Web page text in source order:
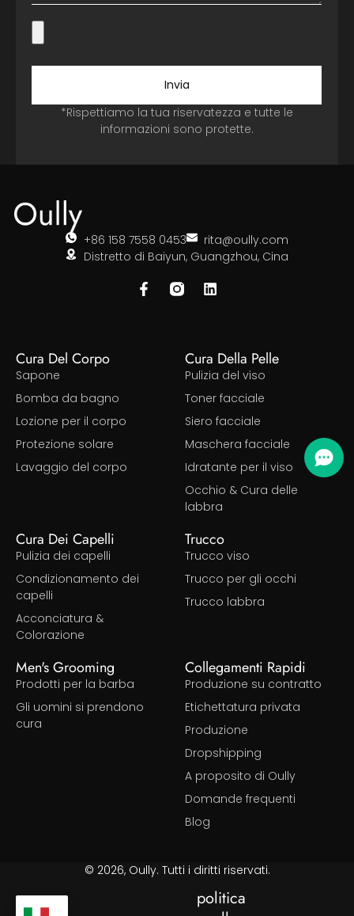
Invia
*Rispettiamo la tua riservatezza e tutte le
informazioni sono protette.
+86 158 7558 0453
rita@oully.com
Distretto di Baiyun, Guangzhou, Cina
Cura Del Corpo
Sapone
Bomba da bagno
Lozione per il corpo
Protezione solare
Lavaggio del corpo
Cura Della Pelle
Pulizia del viso
Toner facciale
Siero facciale
Maschera facciale
Idratante per il viso
Occhio & Cura delle
labbra
Cura Dei Capelli
Pulizia dei capelli
Condizionamento dei
capelli
Acconciatura &
Colorazione
Trucco
Trucco viso
Trucco per gli occhi
Trucco labbra
Men's Grooming
Prodotti per la barba
Gli uomini si prendono
cura
Collegamenti Rapidi
Produzione su contratto
Etichettatura privata
Produzione
Dropshipping
A proposito di Oully
Domande frequenti
Blog
© 2026, Oully. Tutti i diritti riservati.
politica